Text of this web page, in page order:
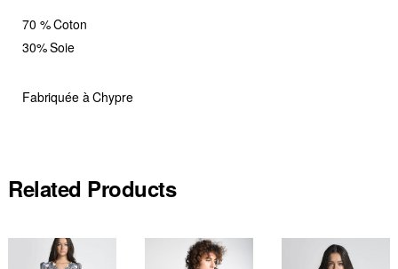
70 % Coton
30% Soie
Fabriquée à Chypre
Related Products